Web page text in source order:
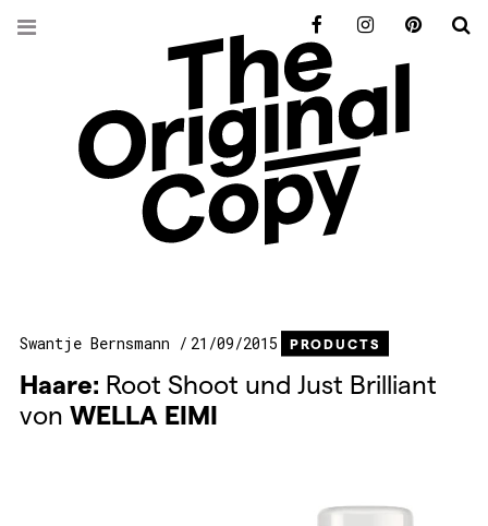
Swantje Bernsmann 21/09/2015 PRODUCTS
Haare: Root Shoot und Just Brilliant
von WELLA EIMI
FacebookInstagramPinterest